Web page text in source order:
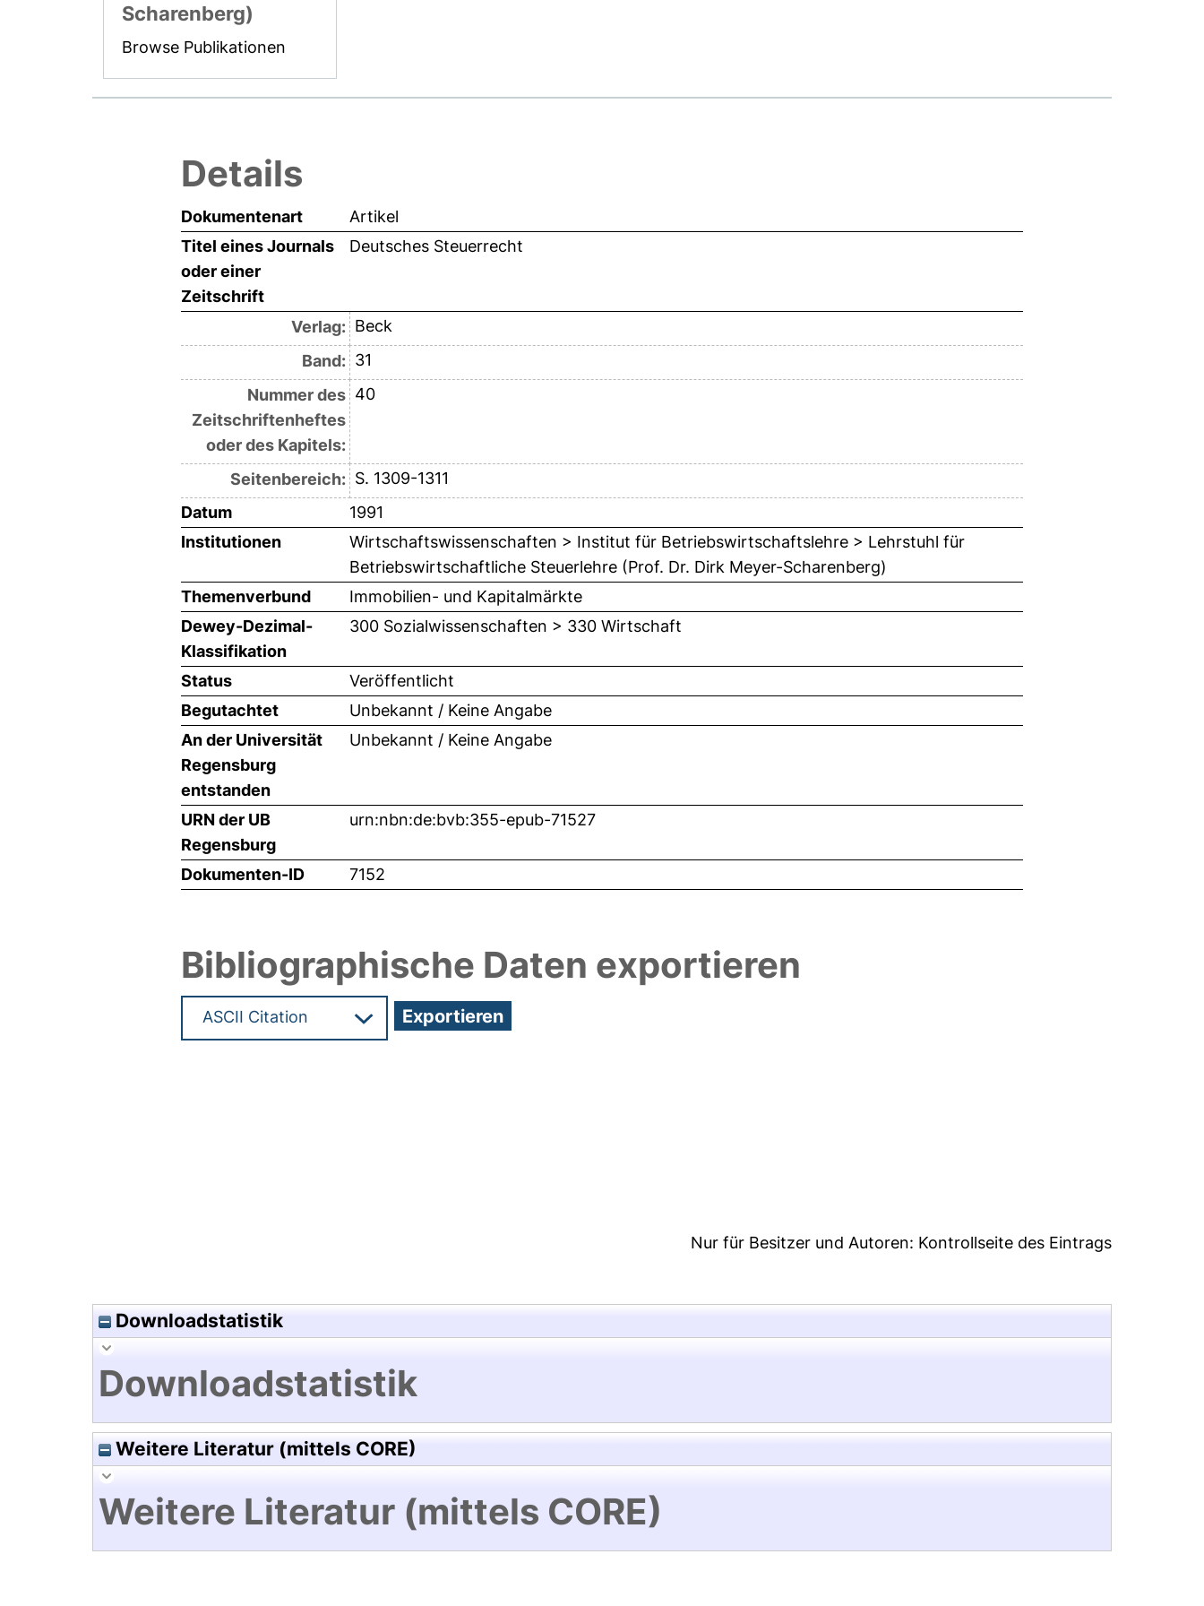
Scharenberg)
Browse Publikationen
Details
Dokumentenart
Artikel
Titel eines Journals
oder einer
Zeitschrift
Deutsches Steuerrecht
Verlag: Beck
Band: 31
Nummer des
Zeitschriftenheftes
oder des Kapitels:
40
Seitenbereich: S. 1309-1311
Datum
1991
Institutionen
Wirtschaftswissenschaften > Institut für Betriebswirtschaftslehre > Lehrstuhl für
Betriebswirtschaftliche Steuerlehre (Prof. Dr. Dirk Meyer-Scharenberg)
Themenverbund
Immobilien- und Kapitalmärkte
Dewey-Dezimal-
Klassifikation
300 Sozialwissenschaften > 330 Wirtschaft
Status
Veröffentlicht
Begutachtet
Unbekannt / Keine Angabe
An der Universität
Regensburg
entstanden
Unbekannt / Keine Angabe
URN der UB
Regensburg
urn:nbn:de:bvb:355-epub-71527
Dokumenten-ID 7152
Bibliographische Daten exportieren
Nur für Besitzer und Autoren: Kontrollseite des Eintrags
Downloadstatistik
Downloadstatistik
Weitere Literatur (mittels CORE)
Weitere Literatur (mittels CORE)